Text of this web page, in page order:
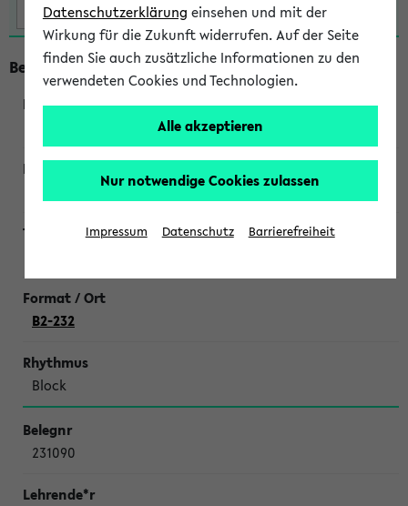
Beginn um 14 Uhr
B2-232
Block
231090
Datenschutzerklärung einsehen und mit der
Wirkung für die Zukunft widerrufen. Auf der Seite
finden Sie auch zusätzliche Informationen zu den
verwendeten Cookies und Technologien.
Alle akzeptieren
Nur notwendige Cookies zulassen
Impressum Datenschutz Barrierefreiheit